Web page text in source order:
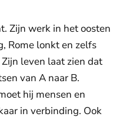
Zijn werk in het oosten
Rome lonkt en zelfs
leven laat zien dat
van A naar B.
hij mensen en
in verbinding. Ook